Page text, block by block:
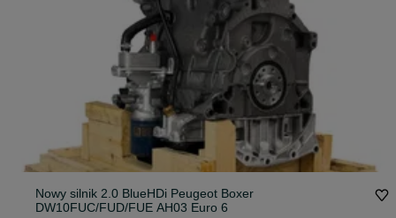
Nowy silnik 2.0 BlueHDi Peugeot Boxer
DW10FUC/FUD/FUE AH03 Euro 6